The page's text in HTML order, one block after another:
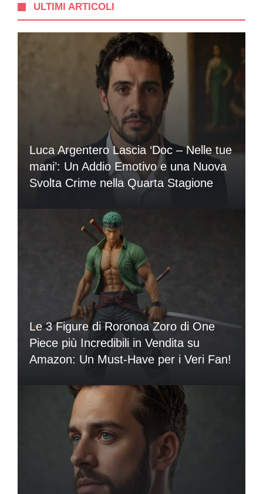
ULTIMI ARTICOLI
Luca Argentero Lascia ‘Doc – Nelle tue
mani’: Un Addio Emotivo e una Nuova
Svolta Crime nella Quarta Stagione
Le 3 Figure di Roronoa Zoro di One
Piece più Incredibili in Vendita su
Amazon: Un Must-Have per i Veri Fan!